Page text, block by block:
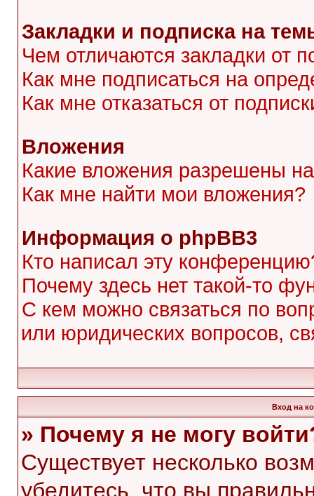
Закладки и подписка на
Чем отличаются закладки от
Как мне подписаться на
Как мне отказаться от
Вложения
Какие вложения разрешены
Как мне найти мои вложения?
Информация о phpBB3
Кто написал эту
Почему здесь нет такой-то
С кем можно связаться по
или юридических вопросов,
Вход на
» Почему я не могу
Существует несколько
убедитесь, что вы